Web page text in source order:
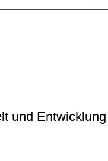
und Entwicklung